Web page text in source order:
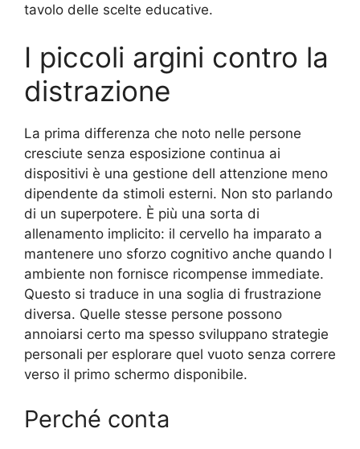
tavolo delle scelte educative.
I piccoli argini contro la
distrazione
La prima differenza che noto nelle persone
cresciute senza esposizione continua ai
dispositivi è una gestione dell attenzione meno
dipendente da stimoli esterni. Non sto parlando
di un superpotere. È più una sorta di
allenamento implicito: il cervello ha imparato a
mantenere uno sforzo cognitivo anche quando l
ambiente non fornisce ricompense immediate.
Questo si traduce in una soglia di frustrazione
diversa. Quelle stesse persone possono
annoiarsi certo ma spesso sviluppano strategie
personali per esplorare quel vuoto senza correre
verso il primo schermo disponibile.
Perché conta